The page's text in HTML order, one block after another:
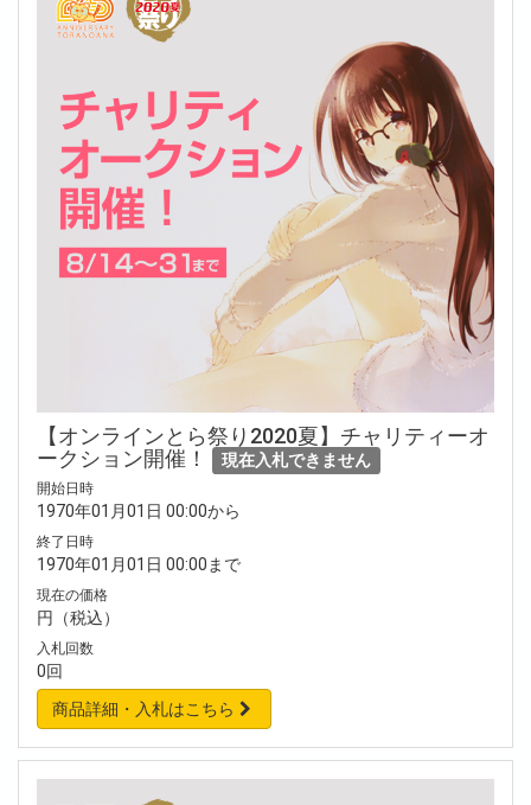
【オンラインとら祭り2020夏】チャリティーオ
ークション開催！
現在入札できません
開始日時
1970年01月01日 00:00から
終了日時
1970年01月01日 00:00まで
現在の価格
円（税込）
入札回数
0回
商品詳細・入札はこちら